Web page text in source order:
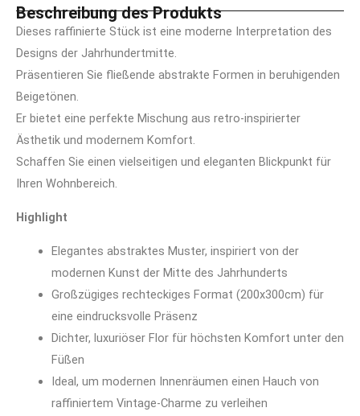
Beschreibung des Produkts
Dieses raffinierte Stück ist eine moderne Interpretation des
Designs der Jahrhundertmitte.
Präsentieren Sie fließende abstrakte Formen in beruhigenden
Beigetönen.
Er bietet eine perfekte Mischung aus retro-inspirierter
Ästhetik und modernem Komfort.
Schaffen Sie einen vielseitigen und eleganten Blickpunkt für
Ihren Wohnbereich.
Highlight
Elegantes abstraktes Muster, inspiriert von der
modernen Kunst der Mitte des Jahrhunderts
Großzügiges rechteckiges Format (200x300cm) für
eine eindrucksvolle Präsenz
Dichter, luxuriöser Flor für höchsten Komfort unter den
Füßen
Ideal, um modernen Innenräumen einen Hauch von
raffiniertem Vintage-Charme zu verleihen